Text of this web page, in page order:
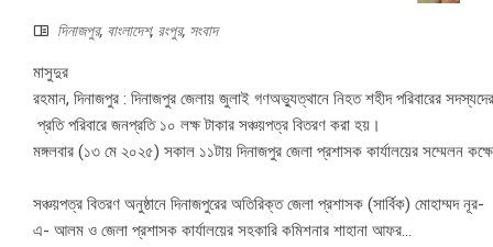
দিনাজপুর, বাংলাদেশ, রংপুর, সংবাদ
মাসুদুর
রহমান, দিনাজপুর : দিনাজপুর জেলায় জুলাই গণঅভ্যুত্থানে নিহত শহীদ পরিবারের
প্রতি পরিবারে জনপ্রতি ১০ লক্ষ টাকার সঞ্চয়পত্র বিতরণ করা হয়।
মঙ্গলবার (১৩ মে ২০২৫) সকাল ১১টায় দিনাজপুর জেলা প্রশাসক কার্যালয়ের সম্মেলন
সঞ্চয়পত্র বিতরণ অনুষ্ঠানে দিনাজপুরের অতিরিক্ত জেলা প্রশাসক (সার্বিক) মোহাম্মদ নূর-
এ- আলম ও জেলা প্রশাসক কার্যালয়ের সহকারি কমিশনার শাহানা আফর...